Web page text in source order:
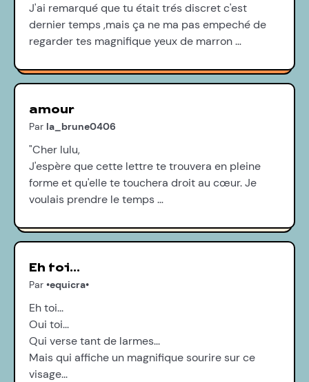
J'ai remarqué que tu était trés discret c'est
dernier temps ,mais ça ne ma pas empeché de
regarder tes magnifique yeux de marron …
amour
Par la_brune0406
"Cher lulu,
J'espère que cette lettre te trouvera en pleine
forme et qu'elle te touchera droit au cœur. Je
voulais prendre le temps …
Eh toi...
Par •equicra•
Eh toi...
Oui toi...
Qui verse tant de larmes...
Mais qui affiche un magnifique sourire sur ce
visage...